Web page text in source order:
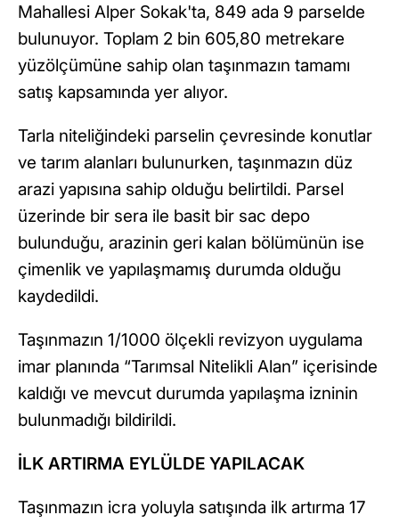
Mahallesi Alper Sokak'ta, 849 ada 9 parselde
bulunuyor. Toplam 2 bin 605,80 metrekare
yüzölçümüne sahip olan taşınmazın tamamı
satış kapsamında yer alıyor.
Tarla niteliğindeki parselin çevresinde konutlar
ve tarım alanları bulunurken, taşınmazın düz
arazi yapısına sahip olduğu belirtildi. Parsel
üzerinde bir sera ile basit bir sac depo
bulunduğu, arazinin geri kalan bölümünün ise
çimenlik ve yapılaşmamış durumda olduğu
kaydedildi.
Taşınmazın 1/1000 ölçekli revizyon uygulama
imar planında “Tarımsal Nitelikli Alan” içerisinde
kaldığı ve mevcut durumda yapılaşma izninin
bulunmadığı bildirildi.
İLK ARTIRMA EYLÜLDE YAPILACAK
Taşınmazın icra yoluyla satışında ilk artırma 17